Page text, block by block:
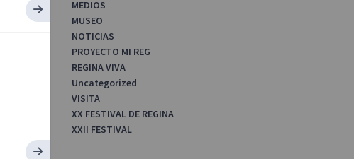
MEDIOS
MUSEO
NOTICIAS
PROYECTO MI REG
REGINA VIVA
Uncategorized
VISITA
XX FESTIVAL DE REGINA
XXII FESTIVAL